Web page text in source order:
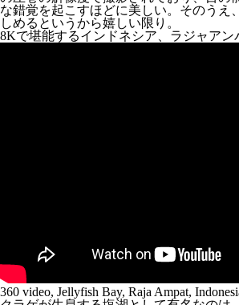
な錯覚を起こすほどに美しい。そのうえ
しめるというから嬉しい限り。
8Kで堪能するインドネシア、ラジャアン
360 video, Jellyfish Bay, Raja Ampat,